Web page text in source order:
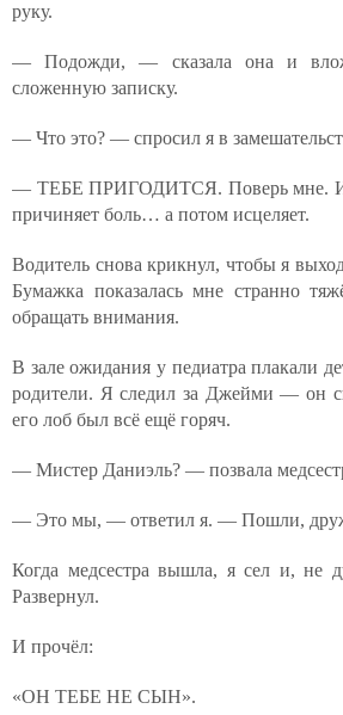
руку.
— Подожди, — сказала она и
сложенную записку.
— Что это? — спросил я в
— ТЕБЕ ПРИГОДИТСЯ. Поверь мне.
причиняет боль… а потом исцеляет.
Водитель снова крикнул, чтобы я
Бумажка показалась мне странно
обращать внимания.
В зале ожидания у педиатра плакали
родители. Я следил за Джейми — он
его лоб был всё ещё горяч.
— Мистер Даниэль? — позвала
— Это мы, — ответил я. — Пошли,
Когда медсестра вышла, я сел и, не
Развернул.
И прочёл:
«ОН ТЕБЕ НЕ СЫН».